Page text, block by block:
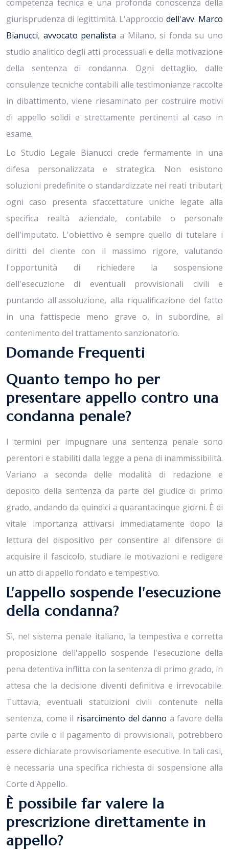
competenza tecnica e una profonda conoscenza della
giurisprudenza di legittimità. L'approcciodell'avv. Marco
Bianucci, avvocato penalista a Milano, si fonda su uno
studio analitico degli atti processuali e della motivazione
della sentenza di condanna. Ogni dettaglio, dalle
consulenze tecniche contabili alle testimonianze raccolte
in dibattimento, viene riesaminato per costruire motivi
di appello solidi e strettamente pertinenti al caso in
esame.
Lo Studio Legale Bianucci crede fermamente in una
difesa personalizzata e strategica. Non esistono
soluzioni predefinite o standardizzate nei reati tributari;
ogni caso presenta sfaccettature uniche legate alla
specifica realtà aziendale, contabile o personale
dell'imputato. L'obiettivo è sempre quello di tutelare i
diritti del cliente con il massimo rigore, valutando
l'opportunità di richiedere la sospensione
dell'esecuzione di eventuali provvisionali civili e
puntando all'assoluzione, alla riqualificazione del fatto
in una fattispecie meno grave o, in subordine, al
contenimento del trattamento sanzionatorio.
Domande Frequenti
Quanto tempo ho per
presentare appello contro una
condanna penale?
I termini per impugnare una sentenza penale sono
perentori e stabiliti dalla legge a pena di inammissibilità.
Variano a seconda delle modalità di redazione e
deposito della sentenza da parte del giudice di primo
grado, andando da quindici a quarantacinque giorni. È di
vitale importanza attivarsi immediatamente dopo la
lettura del dispositivo per consentire al difensore di
acquisire il fascicolo, studiare le motivazioni e redigere
un atto di appello fondato e tempestivo.
L'appello sospende l'esecuzione
della condanna?
Sì, nel sistema penale italiano, la tempestiva e corretta
proposizione dell'appello sospende l'esecuzione della
pena detentiva inflitta con la sentenza di primo grado, in
attesa che la decisione diventi definitiva e irrevocabile.
Tuttavia, eventuali statuizioni civili contenute nella
sentenza, come il risarcimento del danno a favore della
parte civile o il pagamento di provvisionali, potrebbero
essere dichiarate provvisoriamente esecutive. In tali casi,
è necessaria una specifica richiesta di sospensione alla
Corte d'Appello.
È possibile far valere la
prescrizione direttamente in
appello?